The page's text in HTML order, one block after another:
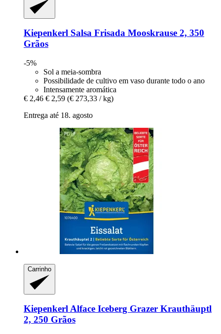
Kiepenkerl Salsa Frisada Mooskrause 2, 350
Grãos
-5%
Sol a meia-sombra
Possibilidade de cultivo em vaso durante todo o ano
Intensamente aromática
€ 2,46 € 2,59 (€ 273,33 / kg)
Entrega até 18. agosto
Carrinho
KiepenkerlAlface Iceberg Grazer Krauthäuptl
2, 250 Grãos